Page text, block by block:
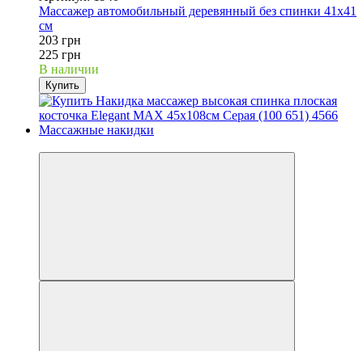
Массажер автомобильный деревянный без спинки 41х41
см
203 грн
225 грн
В наличии
Купить